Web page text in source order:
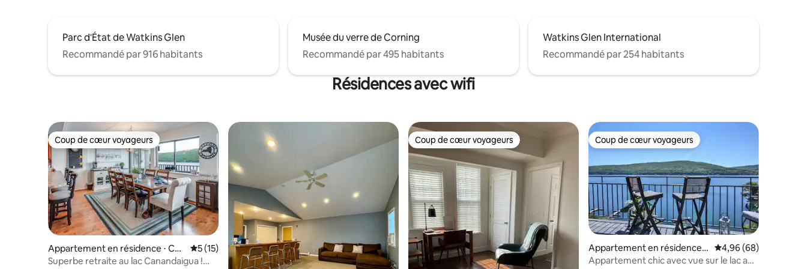
Parc d'État de Watkins Glen
Recommandé par 916 habitants
Musée du verre de Corning
Recommandé par 495 habitants
Watkins Glen International
Recommandé par 254 habitants
Résidences avec wifi
Coup de cœur voyageurs
Coup de cœur voyageurs
Appartement en résidence ⋅ Can
andaigua
Évaluation moyenne sur la base de 15 commentaires : 5 sur 5
5 (15)
Superbe retraite au lac Canandaigua !
Coup de cœur voyageurs
Coup de cœur voyageurs Coup de cœur voyageurs
Coup de cœur voyageurs
Appartement en résidence ⋅
Canandaigua
Évaluation moyenne
4,96 (68)
Appartement chic avec vue sur le lac aux